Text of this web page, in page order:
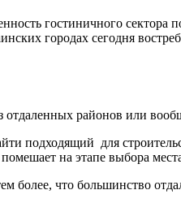
гостиничного сектора
городах сегодня
отдаленных районов или
подходящий для
на этапе выбора
более, что большинство